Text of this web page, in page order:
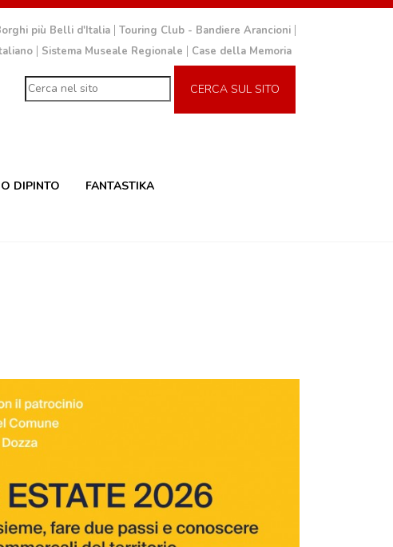
più Belli d'Italia
Touring Club - Bandiere Arancioni
Sistema Museale Regionale Case della Memoria
CERCA SUL SITO
DIPINTO FANTASTIKA